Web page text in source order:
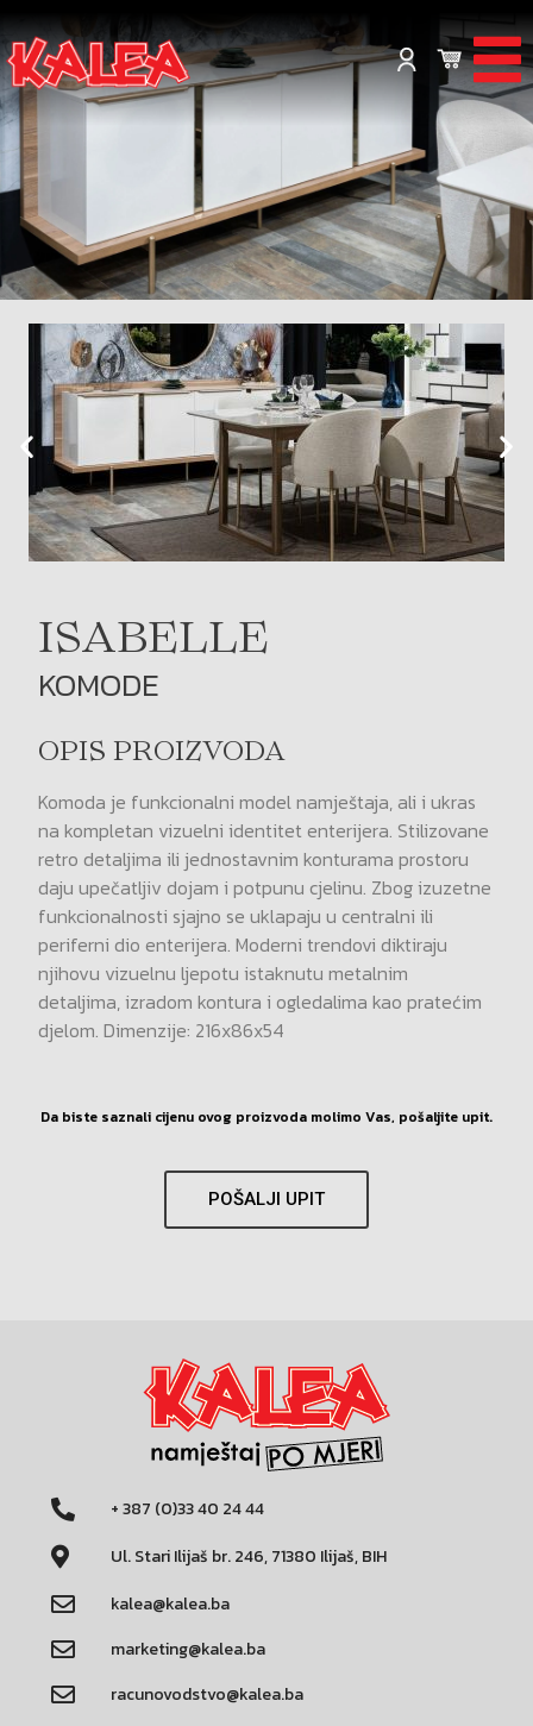
ISABELLE
KOMODE
OPIS PROIZVODA
Komoda je funkcionalni model namještaja, ali i ukras
na kompletan vizuelni identitet enterijera. Stilizovane
retro detaljima ili jednostavnim konturama prostoru
daju upečatljiv dojam i potpunu cjelinu. Zbog izuzetne
funkcionalnosti sjajno se uklapaju u centralni ili
periferni dio enterijera. Moderni trendovi diktiraju
njihovu vizuelnu ljepotu istaknutu metalnim
detaljima, izradom kontura i ogledalima kao pratećim
djelom. Dimenzije: 216x86x54
Da biste saznali cijenu ovog proizvoda molimo Vas, pošaljite upit.
POŠALJI UPIT
+ 387 (0)33 40 24 44
Ul. Stari Ilijaš br. 246, 71380 Ilijaš, BIH
kalea@kalea.ba
marketing@kalea.ba
racunovodstvo@kalea.ba